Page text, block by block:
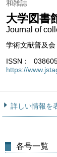
和雑誌
大学図書
Journal of
学術文献普及会
ISSN
https://
詳しい情報を
各号一覧